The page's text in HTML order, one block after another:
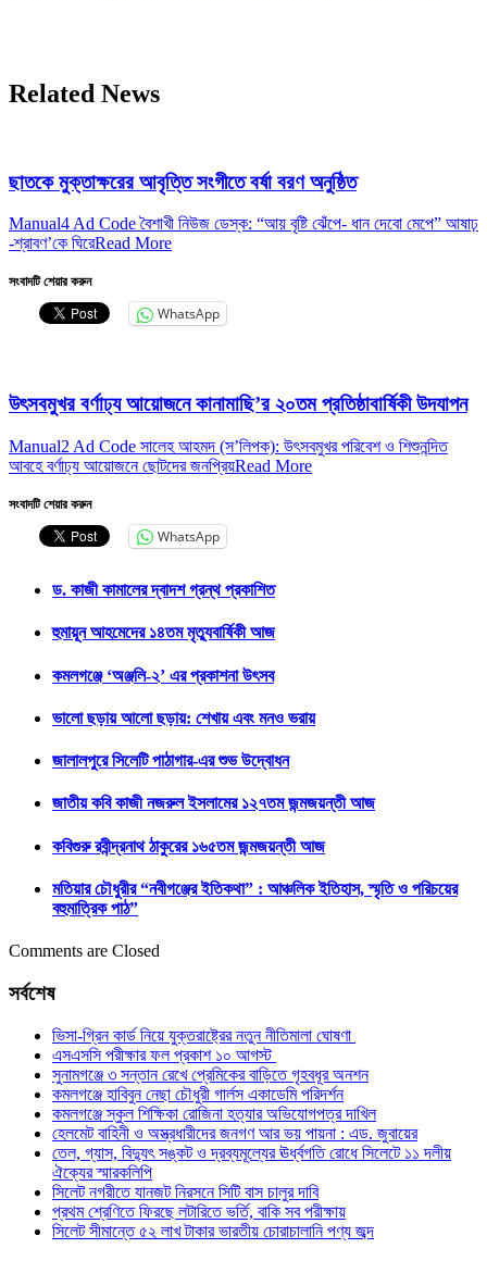
Related News
ছাতকে মুক্তাক্ষরের আবৃত্তি সংগীতে বর্ষা বরণ অনুষ্ঠিত
Manual4 Ad Code বৈশাখী নিউজ ডেস্ক: “আয় বৃষ্টি ঝেঁপে- ধান দেবো মেপে” আষাঢ়
-শ্রাবণ’কে ঘিরেRead More
সংবাদটি শেয়ার করুন
WhatsApp
উৎসবমুখর বর্ণাঢ্য আয়োজনে কানামাছি’র ২০তম প্রতিষ্ঠাবার্ষিকী উদযাপন
Manual2 Ad Code সালেহ আহমদ (স’লিপক): উৎসবমুখর পরিবেশ ও শিশুনন্দিত
আবহে বর্ণাঢ্য আয়োজনে ছোটদের জনপ্রিয়Read More
সংবাদটি শেয়ার করুন
WhatsApp
ড. কাজী কামালের দ্বাদশ গ্রন্থ প্রকাশিত
হুমায়ূন আহমেদের ১৪তম মৃত্যুবার্ষিকী আজ
কমলগঞ্জে ‘অঞ্জলি-২’ এর প্রকাশনা উৎসব
ভালো ছড়ায় আলো ছড়ায়: শেখায় এবং মনও ভরায়
জালালপুরে সিলেটি পাঠাগার-এর শুভ উদ্বোধন
জাতীয় কবি কাজী নজরুল ইসলামের ১২৭তম জন্মজয়ন্তী আজ
কবিগুরু রবীন্দ্রনাথ ঠাকুরের ১৬৫তম জন্মজয়ন্তী আজ
মতিয়ার চৌধুরীর “নবীগঞ্জের ইতিকথা” : আঞ্চলিক ইতিহাস, স্মৃতি ও পরিচয়ের
বহুমাত্রিক পাঠ”
Comments are Closed
সর্বশেষ
ভিসা-গ্রিন কার্ড নিয়ে যুক্তরাষ্ট্রের নতুন নীতিমালা ঘোষণা
এসএসসি পরীক্ষার ফল প্রকাশ ১০ আগস্ট
সুনামগঞ্জে ৩ সন্তান রেখে প্রেমিকের বাড়িতে গৃহবধূর অনশন
কমলগঞ্জে হাবিবুন নেছা চৌধুরী গার্লস একাডেমি পরিদর্শন
কমলগঞ্জে স্কুল শিক্ষিকা রোজিনা হত্যার অভিযোগপত্র দাখিল
হেলমেট বাহিনী ও অস্ত্রধারীদের জনগণ আর ভয় পায়না : এড. জুবায়ের
তেল, গ্যাস, বিদ্যুৎ সঙ্কট ও দ্রব্যমূল্যের ঊর্ধ্বগতি রোধে সিলেটে ১১ দলীয়
ঐক্যের স্মারকলিপি
সিলেট নগরীতে যানজট নিরসনে সিটি বাস চালুর দাবি
প্রথম শ্রেণিতে ফিরছে লটারিতে ভর্তি, বাকি সব পরীক্ষায়
সিলেট সীমান্তে ৫২ লাখ টাকার ভারতীয় চোরাচালানি পণ্য জব্দ